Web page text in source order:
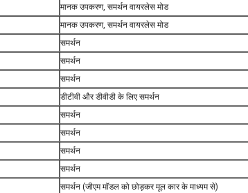
मानक उपकरण, समर्थन वायरलेस मोड
मानक उपकरण, समर्थन वायरलेस मोड
समर्थन
समर्थन
समर्थन
डीटीवी और डीवीडी के लिए समर्थन
समर्थन
समर्थन
समर्थन
समर्थन
समर्थन (जीएम मॉडल को छोड़कर मूल कार के माध्यम से)